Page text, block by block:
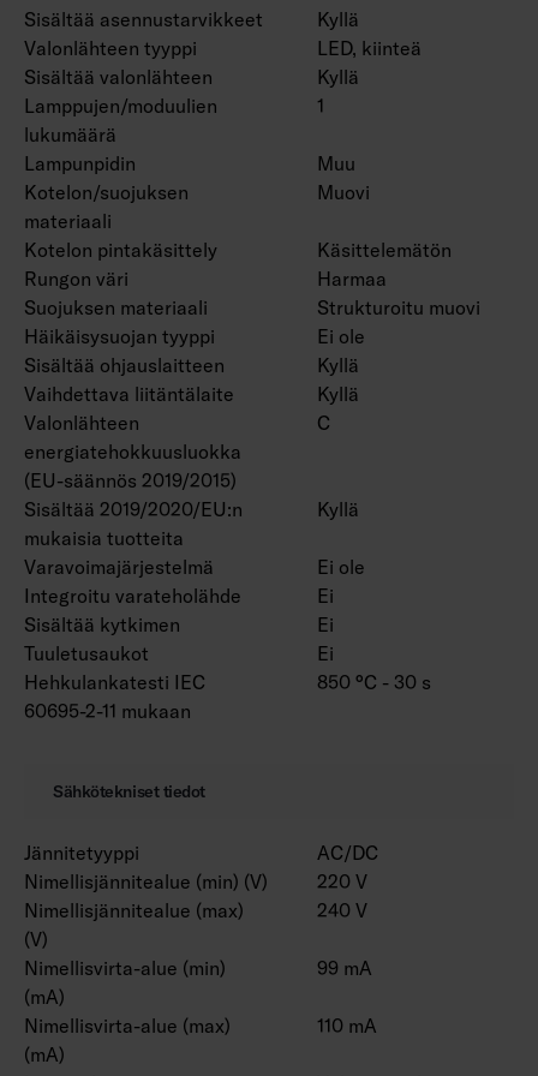
Sisältää asennustarvikkeet
Kyllä
Valonlähteen tyyppi
LED, kiinteä
Sisältää valonlähteen
Kyllä
Lamppujen/moduulien
lukumäärä
1
Lampunpidin
Muu
Kotelon/suojuksen
materiaali
Muovi
Kotelon pintakäsittely
Käsittelemätön
Rungon väri
Harmaa
Suojuksen materiaali
Strukturoitu muovi
Häikäisysuojan tyyppi
Ei ole
Sisältää ohjauslaitteen
Kyllä
Vaihdettava liitäntälaite
Kyllä
Valonlähteen
energiatehokkuusluokka
(EU-säännös 2019/2015)
C
Sisältää 2019/2020/EU:n
mukaisia tuotteita
Kyllä
Varavoimajärjestelmä
Ei ole
Integroitu varateholähde
Ei
Sisältää kytkimen
Ei
Tuuletusaukot
Ei
Hehkulankatesti IEC
60695-2-11 mukaan
850 °C - 30 s
Sähkötekniset tiedot
Jännitetyyppi
AC/DC
Nimellisjännitealue (min) (V)
220 V
Nimellisjännitealue (max)
(V)
240 V
Nimellisvirta-alue (min)
(mA)
99 mA
Nimellisvirta-alue (max)
(mA)
110 mA